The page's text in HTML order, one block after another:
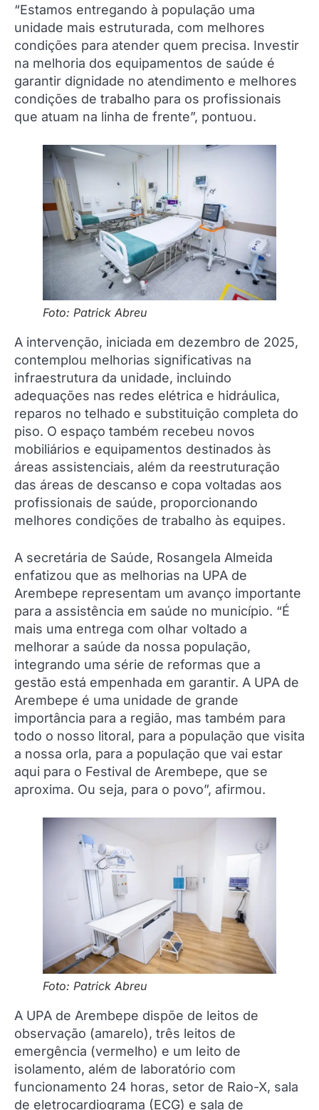
“Estamos entregando à população uma
unidade mais estruturada, com melhores
condições para atender quem precisa. Investir
na melhoria dos equipamentos de saúde é
garantir dignidade no atendimento e melhores
condições de trabalho para os profissionais
que atuam na linha de frente”, pontuou.
Foto: Patrick Abreu
A intervenção, iniciada em dezembro de 2025,
contemplou melhorias significativas na
infraestrutura da unidade, incluindo
adequações nas redes elétrica e hidráulica,
reparos no telhado e substituição completa do
piso. O espaço também recebeu novos
mobiliários e equipamentos destinados às
áreas assistenciais, além da reestruturação
das áreas de descanso e copa voltadas aos
profissionais de saúde, proporcionando
melhores condições de trabalho às equipes.
A secretária de Saúde, Rosangela Almeida
enfatizou que as melhorias na UPA de
Arembepe representam um avanço importante
para a assistência em saúde no município. “É
mais uma entrega com olhar voltado a
melhorar a saúde da nossa população,
integrando uma série de reformas que a
gestão está empenhada em garantir. A UPA de
Arembepe é uma unidade de grande
importância para a região, mas também para
todo o nosso litoral, para a população que visita
a nossa orla, para a população que vai estar
aqui para o Festival de Arembepe, que se
aproxima. Ou seja, para o povo”, afirmou.
Foto: Patrick Abreu
A UPA de Arembepe dispõe de leitos de
observação (amarelo), três leitos de
emergência (vermelho) e um leito de
isolamento, além de laboratório com
funcionamento 24 horas, setor de Raio-X, sala
de eletrocardiograma (ECG) e sala de